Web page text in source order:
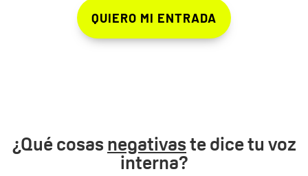
QUIERO MI ENTRADA
¿Qué cosas negativaste dice tu voz
interna?